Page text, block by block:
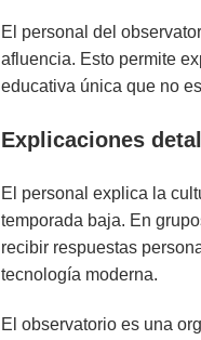
El personal del
afluencia. Esto permite
educativa única que no
Explicaciones
El personal explica la
temporada baja. En
recibir respuestas
tecnología moderna.
El observatorio es una